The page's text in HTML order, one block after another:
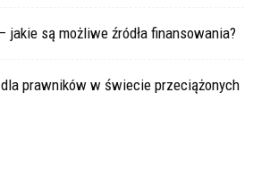
są możliwe źródła finansowania?
prawników w świecie przeciążonych